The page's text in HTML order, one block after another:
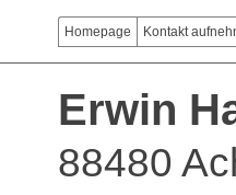
Homepage Kontakt
Erwin
88480